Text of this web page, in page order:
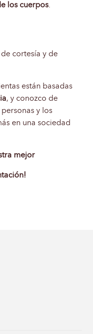
los cuerpos.
cortesía y de
están basadas
, y conozco de
y los
en una sociedad
mejor